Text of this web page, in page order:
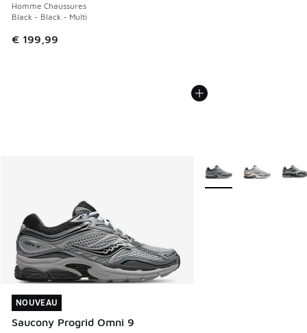
Homme Chaussures
Black - Black - Multi
€ 199,99
NOUVEAU
Saucony Progrid Omni 9
NOUVEAU
Plus de couleurs